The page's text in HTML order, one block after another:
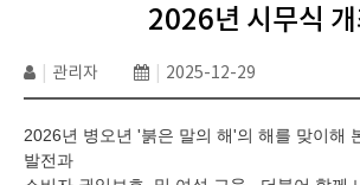
2026년 시무식 개
관리자 2025-12-29
2026년 병오년 '붉은 말의 해'의 해를 맞이해
발전과